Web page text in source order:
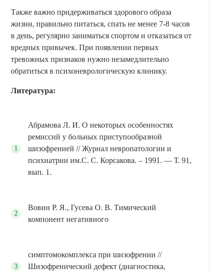
Также важно придерживаться здорового образа
жизни, правильно питаться, спать не менее 7-8 часов
в день, регулярно заниматься спортом и отказаться от
вредных привычек. При появлении первых
тревожных признаков нужно незамедлительно
обратиться в психоневрологическую клинику.
Литература:
Абрамова Л. И. О некоторых особенностях
ремиссий у больных приступообразной
шизофренией // Журнал невропатологии и
психиатрии им.С. С. Корсакова. – 1991. — Т. 91,
вып. 1.
Вовин Р. Я., Гусева О. В. Тимический
компонент негативного
симптомокомплекса при шизофрении //
Шизофренический дефект (диагностика,